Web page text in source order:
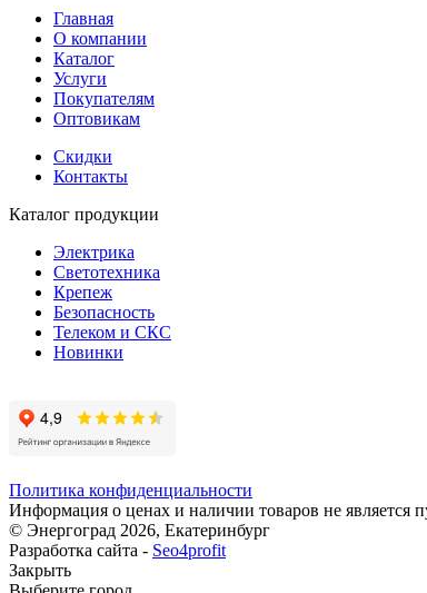
Главная
О компании
Каталог
Услуги
Покупателям
Оптовикам
Скидки
Контакты
Каталог продукции
Электрика
Светотехника
Крепеж
Безопасность
Телеком и СКС
Новинки
Политика конфиденциальности
Информация о ценах и наличии товаров не является
© Энергоград 2026, Екатеринбург
Разработка сайта - Seo4profit
Закрыть